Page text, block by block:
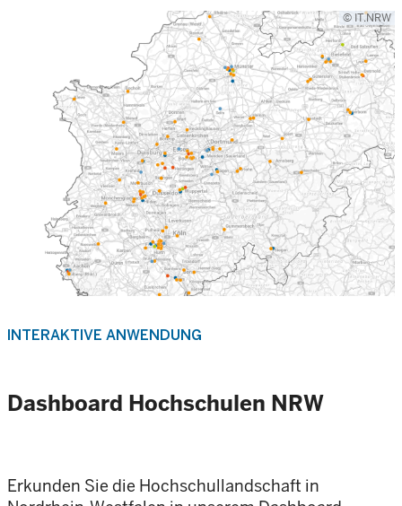
© IT.NRW
INTERAKTIVE ANWENDUNG
Dashboard Hochschulen NRW
Erkunden Sie die Hochschullandschaft in